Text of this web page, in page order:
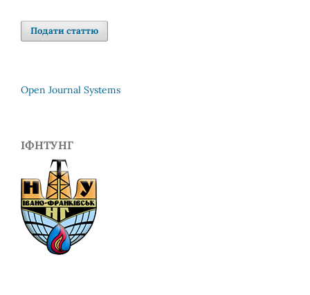
Подати статтю
Open Journal Systems
ІФНТУНГ